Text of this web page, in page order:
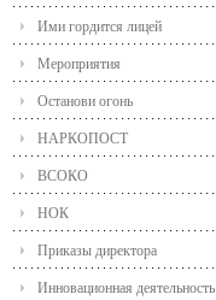
Ими гордится лицей
Мероприятия
Останови огонь
НАРКОПОСТ
ВСОКО
НОК
Приказы директора
Инновационная деятельность